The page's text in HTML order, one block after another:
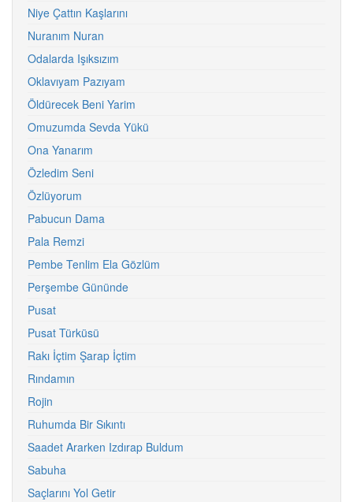
Niye Çattın Kaşlarını
Nuranım Nuran
Odalarda Işıksızım
Oklavıyam Pazıyam
Öldürecek Beni Yarim
Omuzumda Sevda Yükü
Ona Yanarım
Özledim Seni
Özlüyorum
Pabucun Dama
Pala Remzi
Pembe Tenlim Ela Gözlüm
Perşembe Gününde
Pusat
Pusat Türküsü
Rakı İçtim Şarap İçtim
Rındamın
Rojin
Ruhumda Bir Sıkıntı
Saadet Ararken Izdırap Buldum
Sabuha
Saçlarını Yol Getir